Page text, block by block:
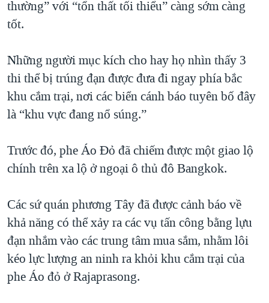
THƯỢNG ĐỈNH TRUMP-KIM TẠI VIỆT NAM
NGƯ DÂN VIỆT VÀ LÀN SÓNG TRỘM HẢI SÂM
BÊN KIA QUỐC LỘ: TIẾNG VỌNG TỪ NÔNG THÔN MỸ
QUAN HỆ VIỆT MỸ
thường” với “tổn thất tối thiểu” càng sớm càng
tốt.
Những người mục kích cho hay họ nhìn thấy 3
thi thể bị trúng đạn được đưa đi ngay phía bắc
khu cắm trại, nơi các biển cánh báo tuyên bố đây
là “khu vực đang nổ súng.”
Trước đó, phe Áo Đỏ đã chiếm được một giao lộ
chính trên xa lộ ở ngoại ô thủ đô Bangkok.
Các sứ quán phương Tây đã được cảnh báo về
khả năng có thể xảy ra các vụ tấn công bằng lựu
đạn nhắm vào các trung tâm mua sắm, nhằm lôi
kéo lực lượng an ninh ra khỏi khu cắm trại của
phe Áo đỏ ở Rajaprasong.